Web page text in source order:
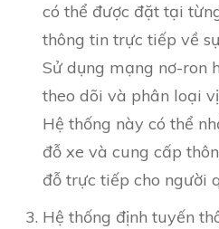
có thể được đặt tại
thông tin trực tiếp về
Sử dụng mạng nơ-ron
theo dõi và phân loại
Hệ thống này có thể
đỗ xe và cung cấp
đỗ trực tiếp cho người
Hệ thống định tuyến